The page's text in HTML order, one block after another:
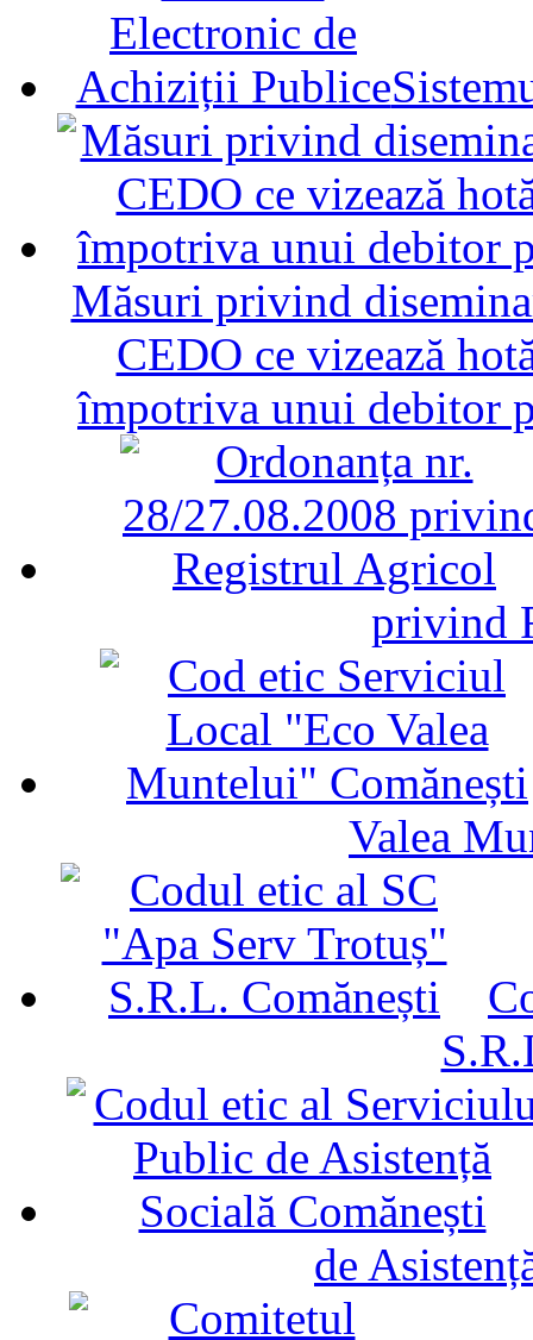
Măsuri privind
CEDO ce vizează
împotriva unui debitor
privind
Valea
de